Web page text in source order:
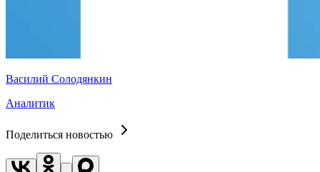
Василий Солодянкин
Аналитик
Поделиться новостью